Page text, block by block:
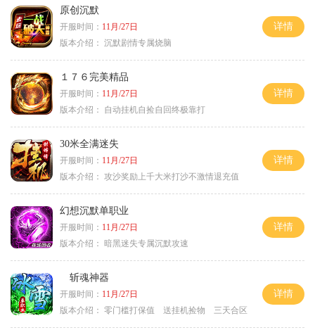
原创沉默
开服时间： 11月/27日
版本介绍： 沉默剧情专属烧脑
详情
１７６完美精品
开服时间： 11月/27日
版本介绍：
自动挂机自捡自回终极靠打
详情
30米全满迷失
开服时间： 11月/27日
版本介绍： 攻沙奖励上千大米打沙不激情退充值
详情
幻想沉默单职业
开服时间： 11月/27日
版本介绍：
暗黑迷失专属沉默攻速
详情
斩魂神器
开服时间： 11月/27日
版本介绍： 零门槛打保值 送挂机捡物 三天合区
详情